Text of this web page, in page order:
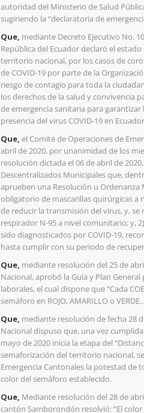
autoridad del Ministerio de Salud
sugiriendo la “declaratoria de
Que, mediante Decreto Ejecutivo No.
República del Ecuador declaró el
territorio nacional, por los casos de
de COVID-19 por parte de la
riesgo de contagio para toda la
los derechos de la salud y convivencia
de emergencia sanitaria para
presencia del virus COVID-19 en
Que, el Comité de Operaciones de
abril de 2020, por unanimidad de los
resolución dictada el 06 de abril de
Descentralizados Municipales que,
aprueben una Resolución u Ordenanza
obligatorio de mascarillas quirúrgicas a
de reducir la transmisión del virus, y, se
respirador N-95 a nivel comunitario; y,
sido diagnosticados por COVID-19,
hasta cumplir con su periodo de
Que, mediante resolución del 25 de
Nacional, aprobó la Guía y Plan
laborales, el cual dispone que “Cada
semáforo en ROJO, AMARILLO o
Que, mediante resolución de fecha 28
Nacional dispuso que, una vez
mayo de 2020 inicia la etapa del
semaforización del territorio nacional,
Emergencia Cantonales la potestad de
color del semáforo establecido.
Que, Mediante resolución del 28 de
cantón Samborondón resolvió: “El